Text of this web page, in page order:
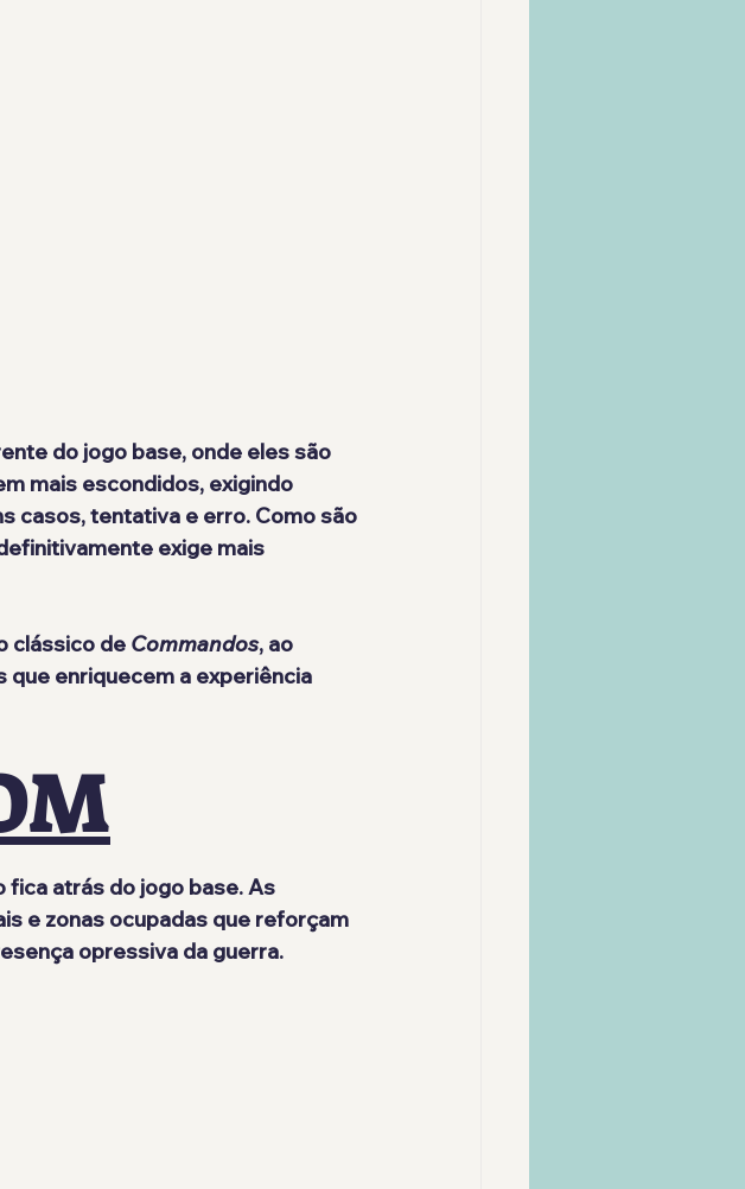
do jogo base, onde eles são
mais escondidos, exigindo
casos, tentativa e erro. Como são
exige mais
clássico de Commandos, ao
que enriquecem a experiência
fica atrás do jogo base. As
e zonas ocupadas que reforçam
opressiva da guerra.